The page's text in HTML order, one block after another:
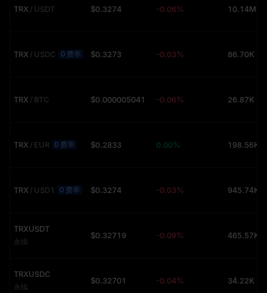
TRX/ USDT $0.3274 -0.06% 10.14M
TRX/ USDC 0 费率 $0.3273 -0.03% 86.70K
TRX/ BTC $0.000005041 -0.06% 26.87K
TRX/ EUR 0 费率 $0.2833 0.00%
TRX/ USD1 0 费率 $0.3274 -0.03%
TRXUSDT
永续
$0.32719 -0.09%
TRXUSDC
永续
$0.32701 -0.04% 34.22K